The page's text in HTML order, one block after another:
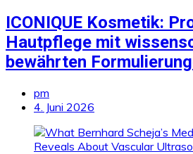
ICONIQUE Kosmetik:
Hautpflege mit
bewährten
pm
4. Juni 2026